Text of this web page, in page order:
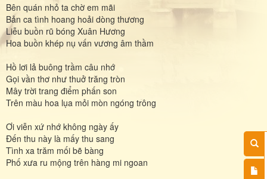
Bên quán nhỏ ta chờ em mãi
Bản ca tình hoang hoải dòng thương
Liễu buồn rũ bóng Xuân Hương
Hoa buồn khép nụ vấn vương âm thầm
Hồ lơi lả buông trầm câu nhớ
Gọi vần thơ như thuở trăng tròn
Mây trời trang điểm phấn son
Trên màu hoa lụa mỏi mòn ngóng trông
Ơi viễn xứ nhớ không ngày ấy
Đến thu này là mấy thu sang
Tình xa trăm mối bẽ bàng
Phố xưa ru mộng trên hàng mi ngoan